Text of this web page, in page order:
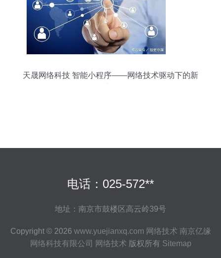
天晟网络科技 智能小程序——网络技术驱动下的新
电话：025-572**
地址：南京市鼓楼区高云岭39号
Copyright © 2026 www.yuejianxq.com 网络技术 南京亿缘
网络科技有限公司
网络技术 版权所有 Sitemap